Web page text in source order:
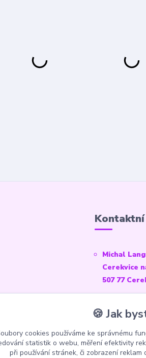
Michal
Cerekvice
507 77
IČO:
Číslo účtu:
🍪 Jak
cookies používáme ke správnému
statistik o webu, měření efektivity
při používání stránek, či zobrazení reklam